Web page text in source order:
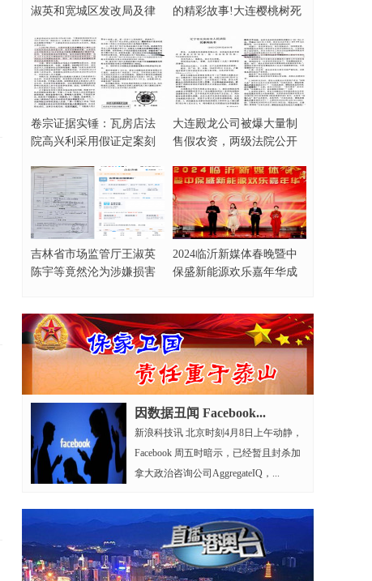
淑英和宽城区发改局及律
的精彩故事!大连樱桃树死
卷宗证据实锤：瓦房店法
院高兴利采用假证定案刻
大连殿龙公司被爆大量制
售假农资，两级法院公开
吉林省市场监管厅王淑英
陈宇等竟然沦为涉嫌损害
2024临沂新媒体春晚暨中
保盛新能源欢乐嘉年华成
因数据丑闻 Facebook...
新浪科技讯 北京时刻4月8日上午动静，
Facebook 周五时暗示，已经暂且封杀加
拿大政治咨询公司AggregateIQ，...